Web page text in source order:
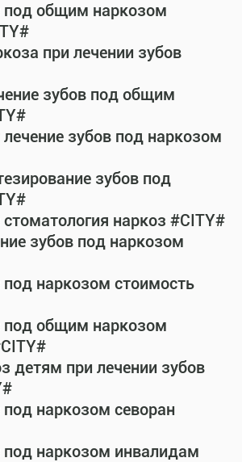
под общим наркозом
при лечении зубов
зубов под общим
лечение зубов под наркозом
зубов под
стоматология наркоз #CITY#
зубов под наркозом
под наркозом стоимость
под общим наркозом
детям при лечении зубов
под наркозом севоран
под наркозом инвалидам